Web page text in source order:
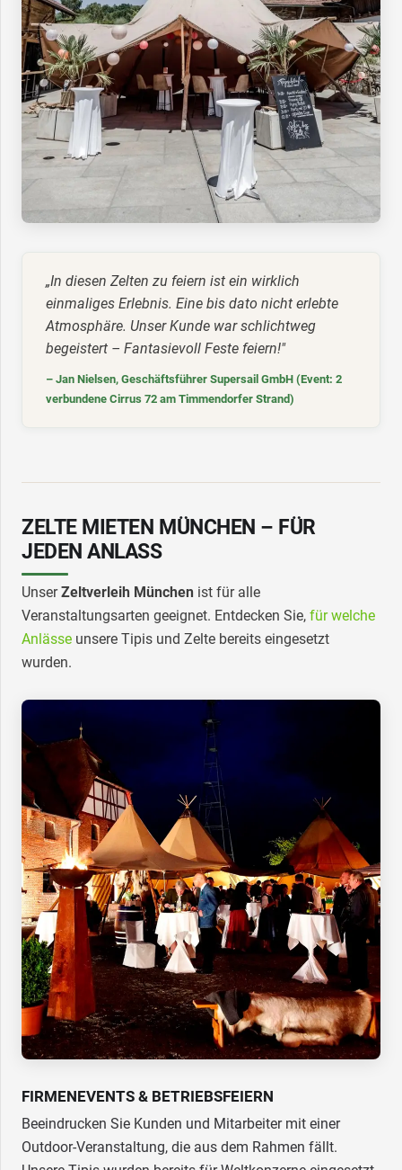
„In diesen Zelten zu feiern ist ein wirklich
einmaliges Erlebnis. Eine bis dato nicht erlebte
Atmosphäre. Unser Kunde war schlichtweg
begeistert – Fantasievoll Feste feiern!"
– Jan Nielsen, Geschäftsführer Supersail GmbH (Event: 2
verbundene Cirrus 72 am Timmendorfer Strand)
ZELTE MIETEN MÜNCHEN – FÜR
JEDEN ANLASS
UnserZeltverleih München ist für alle
Veranstaltungsarten geeignet. Entdecken Sie, für welche
Anlässe unsere Tipis und Zelte bereits eingesetzt
wurden.
FIRMENEVENTS & BETRIEBSFEIERN
Beeindrucken Sie Kunden und Mitarbeiter mit einer
Outdoor-Veranstaltung, die aus dem Rahmen fällt.